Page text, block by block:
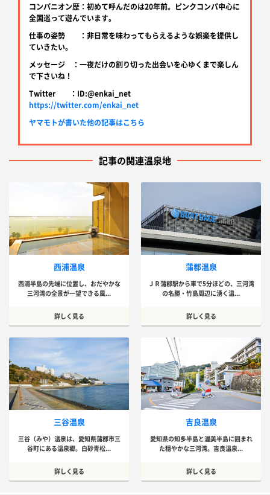
コンパニオン歴：初めて呼んだのは20年前。ピンクコンパ中心に
全国巡って遊んでいます。
仕事の姿勢 ：非日常を味わってもらえるような娯楽を提供し
ていきたい。
メッセージ ：一夜だけの割り切った出会いを心ゆくまで楽しん
で下さいね！
Twitter ：ID:@enkai_net
https://twitter.com/enkai_net
ヤマモトが書いた他の記事はこちら
記事の関連温泉地
西浦温泉
西浦半島の先端に位置し、おだやかな
三河湾の全景が一望できる風...
詳しく見る
蒲郡温泉
ＪＲ蒲郡駅から車で5分ほどの、三河湾
の名勝・竹島周辺に湧く温...
詳しく見る
三谷温泉
三谷（みや）温泉は、愛知県蒲郡市三
谷町にある温泉郷。白砂青松...
詳しく見る
吉良温泉
愛知県の知多半島と渥美半島に囲まれ
た穏やかな三河湾。吉良温泉...
詳しく見る